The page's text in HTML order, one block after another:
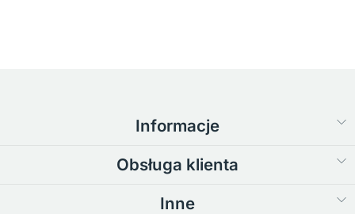
Informacje
Obsługa klienta
Inne